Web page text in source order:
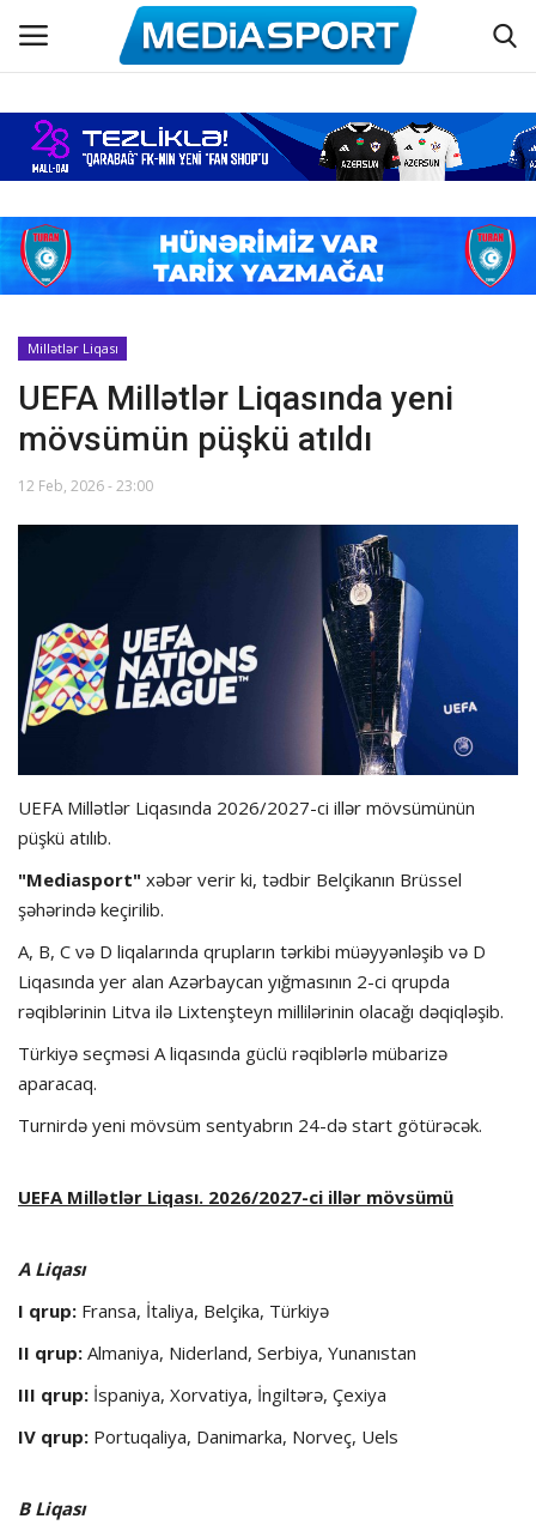
Əsas
Azərbaycan futbolu
Maraqlı
Əlaqə
Haqqımızda
Dünya futbolu
Olimpiada
Layihə
Formula 1
İdman növləri
Millətlər Liqası
UEFA Millətlər Liqasında yeni
mövsümün püşkü atıldı
12 Feb, 2026 - 23:00
UEFA Millətlər Liqasında 2026/2027-ci illər mövsümünün
püşkü atılıb.
"Mediasport" xəbər verir ki, tədbir Belçikanın Brüssel
şəhərində keçirilib.
A, B, C və D liqalarında qrupların tərkibi müəyyənləşib və D
Liqasında yer alan Azərbaycan yığmasının 2-ci qrupda
rəqiblərinin Litva ilə Lixtenşteyn millilərinin olacağı dəqiqləşib.
Türkiyə seçməsi A liqasında güclü rəqiblərlə mübarizə
aparacaq.
Turnirdə yeni mövsüm sentyabrın 24-də start götürəcək.
UEFA Millətlər Liqası. 2026/2027-ci illər mövsümü
A Liqası
I qrup: Fransa, İtaliya, Belçika, Türkiyə
II qrup: Almaniya, Niderland, Serbiya, Yunanıstan
III qrup: İspaniya, Xorvatiya, İngiltərə, Çexiya
IV qrup: Portuqaliya, Danimarka, Norveç, Uels
B Liqası